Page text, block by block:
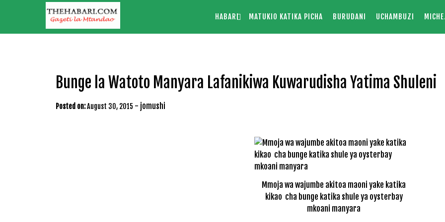
HABARI MATUKIO KATIKA PICHA BURUDANI UCHAMBUZI
Bunge la Watoto Manyara Lafanikiwa Kuwarudisha Yatima Shuleni
Posted on:August 30, 2015 - jomushi
Mmoja wa wajumbe akitoa maoni yake katika
kikao cha bunge katika shule ya oysterbay
mkoani manyara